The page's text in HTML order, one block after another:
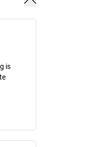
is